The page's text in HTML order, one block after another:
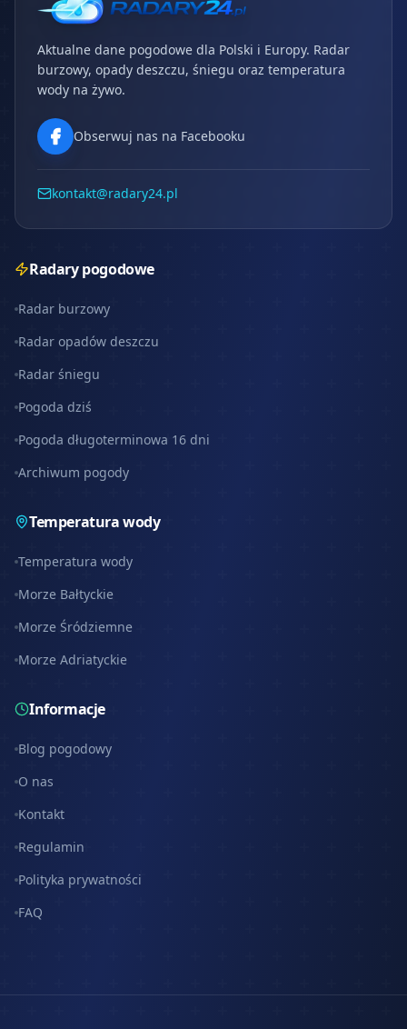
Aktualne dane pogodowe dla Polski i Europy. Radar
burzowy, opady deszczu, śniegu oraz temperatura
wody na żywo.
Obserwuj nas na Facebooku
kontakt@radary24.pl
Radary pogodowe
Radar burzowy
Radar opadów deszczu
Radar śniegu
Pogoda dziś
Pogoda długoterminowa 16 dni
Archiwum pogody
Temperatura wody
Temperatura wody
Morze Bałtyckie
Morze Śródziemne
Morze Adriatyckie
Informacje
Blog pogodowy
O nas
Kontakt
Regulamin
Polityka prywatności
FAQ